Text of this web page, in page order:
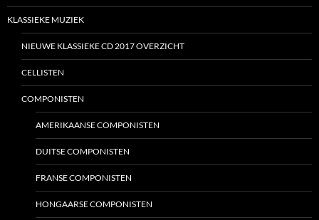
KLASSIEKE MUZIEK
NIEUWE KLASSIEKE CD 2017 OVERZICHT
CELLISTEN
COMPONISTEN
AMERIKAANSE COMPONISTEN
DUITSE COMPONISTEN
FRANSE COMPONISTEN
HONGAARSE COMPONISTEN